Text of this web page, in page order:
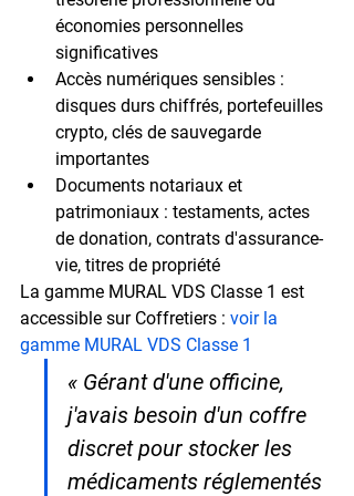
économies personnelles
significatives
Accès numériques sensibles :
disques durs chiffrés, portefeuilles
crypto, clés de sauvegarde
importantes
Documents notariaux et
patrimoniaux : testaments, actes
de donation, contrats d'assurance-
vie, titres de propriété
La gamme MURAL VDS Classe 1 est
accessible sur Coffretiers : voir la
gamme MURAL VDS Classe 1
« Gérant d'une officine,
j'avais besoin d'un coffre
discret pour stocker les
médicaments réglementés